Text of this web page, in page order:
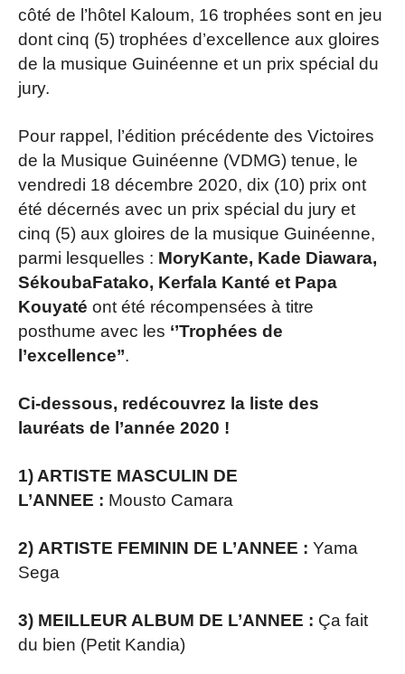
côté de l’hôtel Kaloum, 16 trophées sont en jeu
dont cinq (5) trophées d’excellence aux gloires
de la musique Guinéenne et un prix spécial du
jury.
Pour rappel, l’édition précédente des Victoires
de la Musique Guinéenne (VDMG) tenue, le
vendredi 18 décembre 2020, dix (10) prix ont
été décernés avec un prix spécial du jury et
cinq (5) aux gloires de la musique Guinéenne,
parmi lesquelles : MoryKante, Kade Diawara,
SékoubaFatako, Kerfala Kanté et Papa
Kouyaté ont été récompensées à titre
posthume avec les ‘’Trophées de
l’excellence’’.
Ci-dessous, redécouvrez la liste des
lauréats de l’année 2020 !
1) ARTISTE MASCULIN DE
L’ANNEE : Mousto Camara
2) ARTISTE FEMININ DE L’ANNEE : Yama
Sega
3) MEILLEUR ALBUM DE L’ANNEE : Ça fait
du bien (Petit Kandia)